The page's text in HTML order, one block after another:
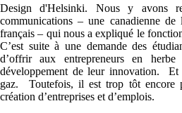
Design d'Helsinki. Nous y avons
communications – une canadienne
français – qui nous a expliqué le
C’est suite à une demande des
d’offrir aux entrepreneurs en
développement de leur innovation. Et
gaz. Toutefois, il est trop tôt encore
création d’entreprises et d’emplois.